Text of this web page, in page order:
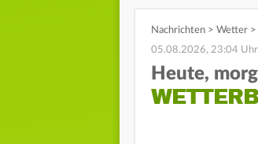
Nachrichten > Wetter >
05.08.2026, 23:04 Uhr
Heute,